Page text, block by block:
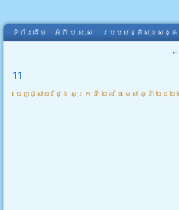
ទំព័រដើម អំពី​ ប.ស.ស. របបសន្តិសុខសង្គ
←
11
ចេញផ្សាយ៖ ថ្ងៃ សុក្រ ទី ២៩ ខែ មេសា ឆ្នាំ ២០២